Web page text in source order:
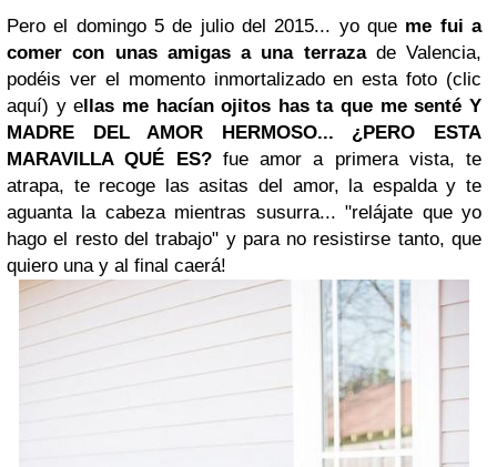
Pero el domingo 5 de julio del 2015... yo que me fui a
comer con unas amigas a una terrazade Valencia,
podéis ver el momento inmortalizado en esta foto (clic
aquí) y ellas me hacían ojitos has ta que me senté Y
MADRE DEL AMOR HERMOSO... ¿PERO ESTA
MARAVILLA QUÉ ES?fue amor a primera vista, te
atrapa, te recoge las asitas del amor, la espalda y te
aguanta la cabeza mientras susurra... "relájate que yo
hago el resto del trabajo" y para no resistirse tanto, que
quiero una y al final caerá!